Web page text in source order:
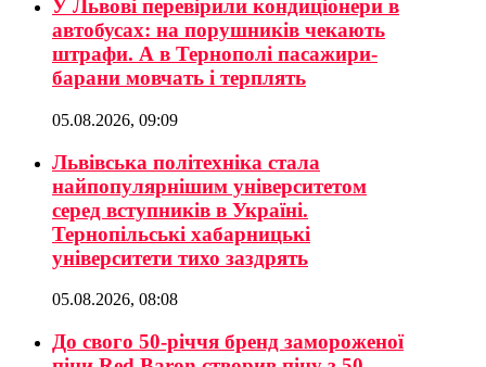
У Львові перевірили кондиціонери в
автобусах: на порушників чекають
штрафи. А в Тернополі пасажири-
барани мовчать і терплять
05.08.2026, 09:09
Львівська політехніка стала
найпопулярнішим університетом
серед вступників в Україні.
Тернопільські хабарницькі
університети тихо заздрять
05.08.2026, 08:08
До свого 50-річчя бренд замороженої